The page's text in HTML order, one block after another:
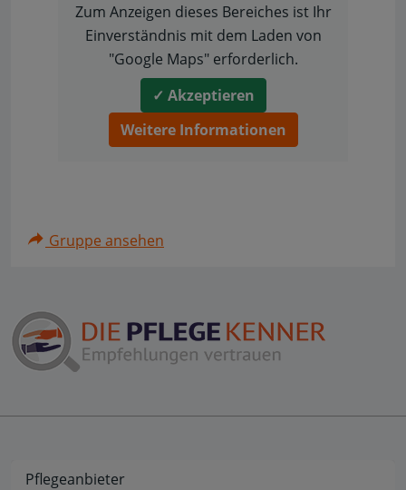
Zum Anzeigen dieses Bereiches ist Ihr
Einverständnis mit dem Laden von
"Google Maps" erforderlich.
✓ Akzeptieren
Weitere Informationen
Gruppe ansehen
Pflegeanbieter